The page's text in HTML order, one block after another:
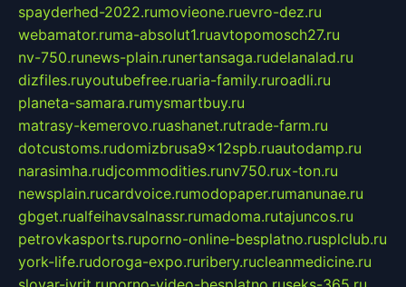
spayderhed-2022.rumovieone.ruevro-dez.ru
webamator.ruma-absolut1.ruavtopomosch27.ru
nv-750.runews-plain.runertansaga.rudelanalad.ru
dizfiles.ruyoutubefree.ruaria-family.ruroadli.ru
planeta-samara.rumysmartbuy.ru
matrasy-kemerovo.ruashanet.rutrade-farm.ru
dotcustoms.rudomizbrusa9x12spb.ruautodamp.ru
narasimha.rudjcommodities.runv750.rux-ton.ru
newsplain.rucardvoice.rumodopaper.rumanunae.ru
gbget.rualfeihavsalnassr.rumadoma.rutajuncos.ru
petrovkasports.ruporno-online-besplatno.rusplclub.ru
york-life.rudoroga-expo.ruribery.rucleanmedicine.ru